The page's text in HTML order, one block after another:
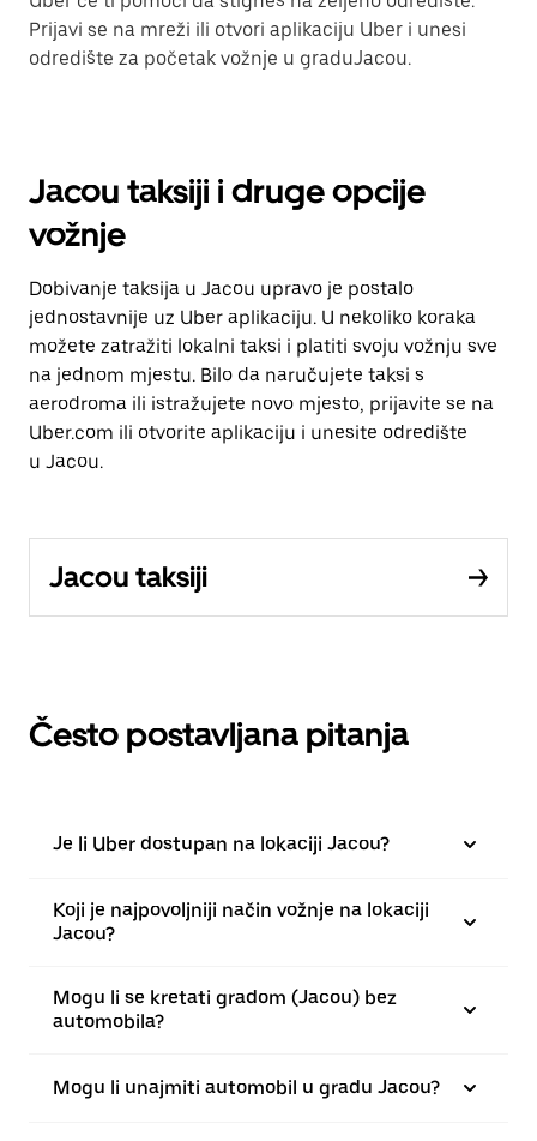
Prijavi se na mreži ili otvori aplikaciju Uber i unesi
odredište za početak vožnje u graduJacou.
Jacou taksiji i druge opcije
vožnje
Dobivanje taksija u Jacou upravo je postalo
jednostavnije uz Uber aplikaciju. U nekoliko koraka
možete zatražiti lokalni taksi i platiti svoju vožnju sve
na jednom mjestu. Bilo da naručujete taksi s
aerodroma ili istražujete novo mjesto, prijavite se na
Uber.com ili otvorite aplikaciju i unesite odredište
u Jacou.
Jacou taksiji
Često postavljana pitanja
Je li Uber dostupan na lokaciji Jacou?
Koji je najpovoljniji način vožnje na lokaciji
Jacou?
Mogu li se kretati gradom (Jacou) bez
automobila?
Mogu li unajmiti automobil u gradu Jacou?